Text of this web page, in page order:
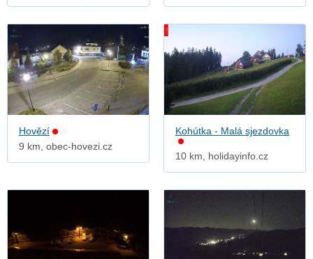
Hovězí
9 km, obec-hovezi.cz
Kohútka - Malá sjezdovka
10 km, holidayinfo.cz